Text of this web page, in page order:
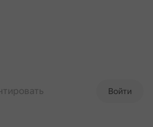
Войти